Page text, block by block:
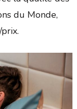
du Monde,